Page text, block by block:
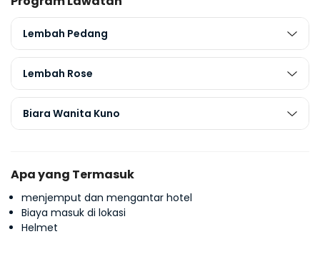
Lembah Pedang
Lembah Rose
Biara Wanita Kuno
Apa yang Termasuk
menjemput dan mengantar hotel
Biaya masuk di lokasi
Helmet